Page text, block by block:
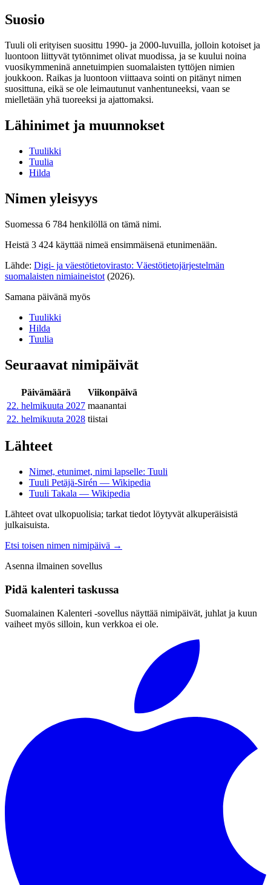
Suosio
Tuuli oli erityisen suosittu 1990- ja 2000-luvuilla, jolloin kotoiset ja
luontoon liittyvät tytönnimet olivat muodissa, ja se kuului noina
vuosikymmeninä annetuimpien suomalaisten tyttöjen nimien
joukkoon. Raikas ja luontoon viittaava sointi on pitänyt nimen
suosittuna, eikä se ole leimautunut vanhentuneeksi, vaan se
mielletään yhä tuoreeksi ja ajattomaksi.
Lähinimet ja muunnokset
Tuulikki
Tuulia
Hilda
Nimen yleisyys
Suomessa 6 784 henkilöllä on tämä nimi.
Heistä 3 424 käyttää nimeä ensimmäisenä etunimenään.
Lähde: Digi- ja väestötietovirasto: Väestötietojärjestelmän
suomalaisten nimiaineistot (2026).
Samana päivänä myös
Tuulikki
Hilda
Tuulia
Seuraavat nimipäivät
Päivämäärä
Viikonpäivä
22. helmikuuta 2027 maanantai
22. helmikuuta 2028 tiistai
Lähteet
Nimet, etunimet, nimi lapselle: Tuuli
Tuuli Petäjä-Sirén — Wikipedia
Tuuli Takala — Wikipedia
Lähteet ovat ulkopuolisia; tarkat tiedot löytyvät alkuperäisistä
julkaisuista.
Etsi toisen nimen nimipäivä →
Asenna ilmainen sovellus
Pidä kalenteri taskussa
Suomalainen Kalenteri ‑sovellus näyttää nimipäivät, juhlat ja kuun
vaiheet myös silloin, kun verkkoa ei ole.